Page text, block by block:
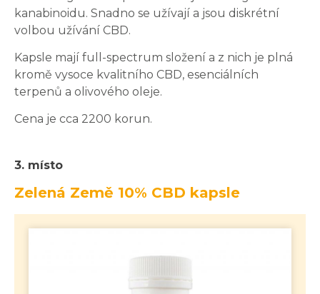
kanabinoidu. Snadno se užívají a jsou diskrétní
volbou užívání CBD.
Kapsle mají full-spectrum složení a z nich je plná
kromě vysoce kvalitního CBD, esenciálních
terpenů a olivového oleje.
Cena je cca 2200 korun.
3. místo
Zelená Země 10% CBD kapsle